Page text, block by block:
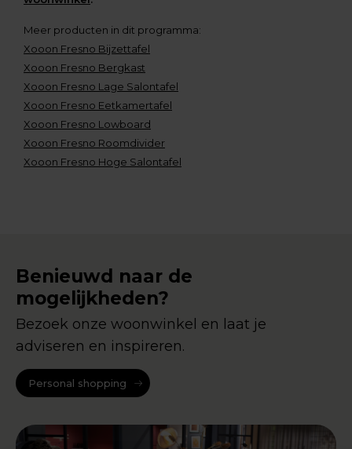
Meer producten in dit programma:
Xooon Fresno Bijzettafel
Xooon Fresno Bergkast
Xooon Fresno Lage Salontafel
Xooon Fresno Eetkamertafel
Xooon Fresno Lowboard
Xooon Fresno Roomdivider
Xooon Fresno Hoge Salontafel
Benieuwd naar de
mogelijkheden?
Bezoek onze woonwinkel en laat je
adviseren en inspireren.
Personal shopping